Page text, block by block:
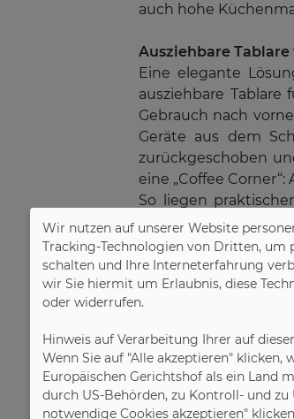
auch hohe
Ausziehbare
Eine elegante
ausziehbare
Gebrauch nach
Geräte aus dem
zurückgeschoben
eine „Coffee
So liegen
einem
Feuchtigkeit schützt.
Aufsatzschränke
Komfortabel
Schrank nach vorne
während der
Doors“, die sich
Wir nutzen auf unserer Website
Tracking-Technologien von Dritten, um
schalten und Ihre Interneterfahrung
wir Sie hiermit um Erlaubnis, diese
oder widerrufen.
Hinweis auf Verarbeitung Ihrer auf
Wenn Sie auf "Alle akzeptieren" klicken,
Europäischen Gerichtshof als ein Land
durch US-Behörden, zu Kontroll- und
notwendige Cookies akzeptieren"